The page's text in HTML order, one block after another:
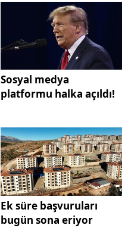
Sosyal medya
platformu halka açıldı!
Ek süre başvuruları
bugün sona eriyor